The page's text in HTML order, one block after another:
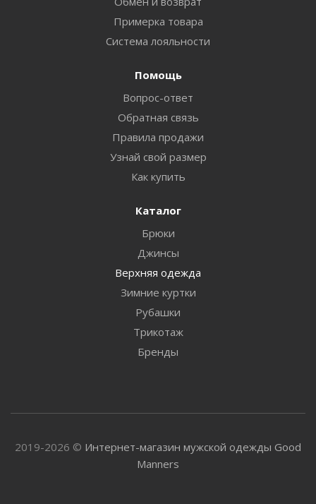
Примерка товара
Система лояльности
Помощь
Вопрос-ответ
Обратная связь
Правила продажи
Узнай свой размер
Как купить
Каталог
Брюки
Джинсы
Верхняя одежда
Зимние куртки
Рубашки
Трикотаж
Бренды
2019-2026 © Интернет-магазин мужской одежды Good
Manners